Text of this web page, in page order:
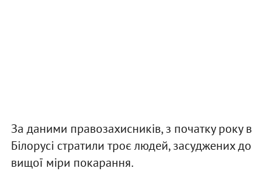
За даними правозахисників, з початку року в
Білорусі стратили троє людей, засуджених до
вищої міри покарання.